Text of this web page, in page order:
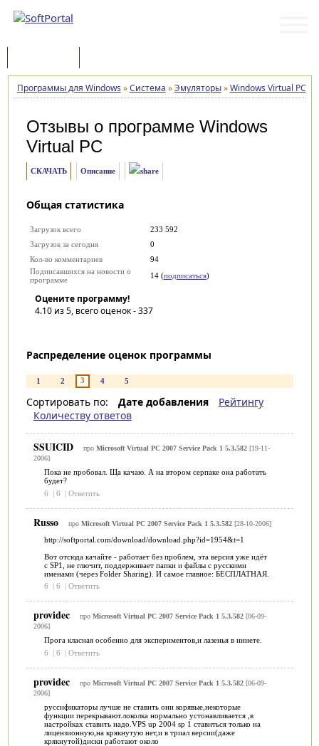
Программы для Windows »Система »Эмуляторы»Windows Virtual PC
Отзывы о программе Windows
Virtual PC
СКАЧАТЬ Описание
Общая статистика
Загрузок всего
233 592
Загрузок за сегодня
0
Кол-во комментариев
94
Подписавшихся на новости о
программе
14 (подписаться)
Оцените программу!
4.10из 5, всего оценок -337
Распределение оценок программы
1 2 3 4 5
Сортировать по: Дате добавления
Рейтингу
Количеству ответов
SSUICID про Microsoft Virtual PC 2007 Service Pack 1 5.3.582[19-11-
2006]
Пока не пробовал. Ща качаю. А на втором серпаке она работать
будет?
6
| 6 | Ответить
Russo про Microsoft Virtual PC 2007 Service Pack 1 5.3.582[28-10-2006]
http://softportal.com/download/download.php?id=1954&t=1
Вот отсюда качайте - работает без проблем, эта версия уже идёт
с SP1, не глючит, поддерживает папки и файлы с русскими
именами (через Folder Sharing). И самое главное: БЕСПЛАТНАЯ.
6
| 6 | Ответить
providec про Microsoft Virtual PC 2007 Service Pack 1 5.3.582[06-09-
2006]
Прога класная особенно для экспериментов,и лазенья в иннете.
6
| 6 | Ответить
providec про Microsoft Virtual PC 2007 Service Pack 1 5.3.582[06-09-
2006]
руссификаторы лучше не ставить они корявые,некоторые
функции перекрывают.локолка нормально устонавливается ,в
настройках ставить надо.VPS up 2004 sp 1 ставиться только на
лицензионную,на крякнутую нет,и в триал версии(даже
крякнутой)диски работают около